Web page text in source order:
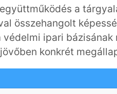
a
összehangolt
ipari bázisának
konkrét